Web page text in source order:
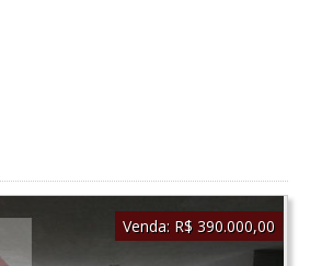
Venda: R$ 390.000,00